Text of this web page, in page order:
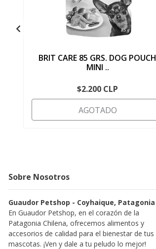
BRIT CARE 85 GRS. DOG POUCH
MINI ..
$2.200 CLP
AGOTADO
Sobre Nosotros
Guaudor Petshop - Coyhaique, Patagonia
En Guaudor Petshop, en el corazón de la
Patagonia Chilena, ofrecemos alimentos y
accesorios de calidad para el bienestar de tus
mascotas. ¡Ven y dale a tu peludo lo mejor!